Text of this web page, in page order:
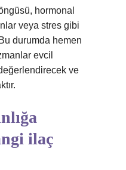
hormonal
veya stres gibi
durumda hemen
evcil
ve
ilaç